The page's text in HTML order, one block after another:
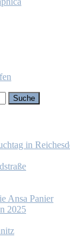
in
An­sa Pa­nier
2025